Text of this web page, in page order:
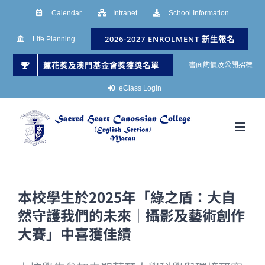
Calendar Intranet School Information
Life Planning 2026-2027 ENROLMENT 新生報名
蓮花獎及澳門基金會獎獲獎名單 書面詢價及公開招標
eClass Login
本校學生於2025年「綠之盾：大自
然守護我們的未來｜攝影及藝術創作
大賽」中喜獲佳績